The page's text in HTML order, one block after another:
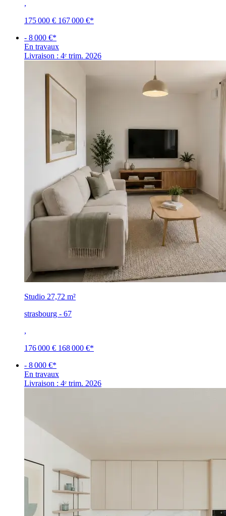
,
175 000 € 167 000 €*
- 8 000 €*
En travaux
Livraison : 4ᵉ trim. 2026
Studio 27,72 m²
strasbourg - 67
,
176 000 € 168 000 €*
- 8 000 €*
En travaux
Livraison : 4ᵉ trim. 2026